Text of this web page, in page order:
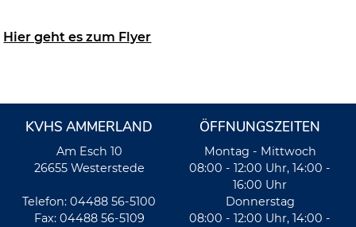
Hier geht es zum Flyer
KVHS AMMERLAND
Am Esch 10
26655 Westerstede
Telefon: 04488 56-5100
Fax: 04488 56-5109
ÖFFNUNGSZEITEN
Montag - Mittwoch
08:00 - 12:00 Uhr, 14:00 -
16:00 Uhr
Donnerstag
08:00 - 12:00 Uhr, 14:00 -